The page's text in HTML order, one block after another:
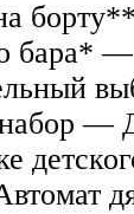
бара* —
—